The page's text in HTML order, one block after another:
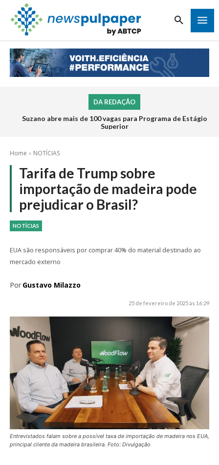
DA REDAÇÃO
Suzano abre mais de 100 vagas para Programa de Estágio
Superior
Home NOTÍCIAS
Tarifa de Trump sobre
importação de madeira pode
prejudicar o Brasil?
NOTÍCIAS
EUA são responsáveis por comprar 40% do material destinado ao
mercado externo
Por Gustavo Milazzo
25 de fevereiro de 2025 às 16:29
Entrevistados falam sobre a possível taxa de importação de madeira nos EUA,
principal cliente da madeira brasileira. Foto: Divulgação